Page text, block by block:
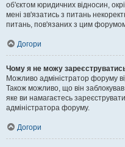
об'єктом юридичних відносин,
мені зв'язатись з питань
питань, пов'язаних з цим
Догори
Чому я не можу
Можливо адміністратор форуму
Також можливо, що він
яке ви намагаєтесь
адміністратора форуму.
Догори